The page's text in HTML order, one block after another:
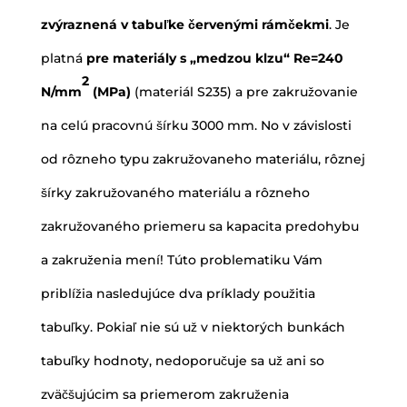
zvýraznená v tabuľke červenými rámčekmi. Je
platná pre materiály s „medzou klzu“ Re=240
N/mm
2
(MPa) (materiál S235) a pre zakružovanie
na celú pracovnú šírku 3000 mm. No v závislosti
od rôzneho typu zakružovaneho materiálu, rôznej
šírky zakružovaného materiálu a rôzneho
zakružovaného priemeru sa kapacita predohybu
a zakruženia mení! Túto problematiku Vám
priblížia nasledujúce dva príklady použitia
tabuľky. Pokiaľ nie sú už v niektorých bunkách
tabuľky hodnoty, nedoporučuje sa už ani so
zväčšujúcim sa priemerom zakruženia